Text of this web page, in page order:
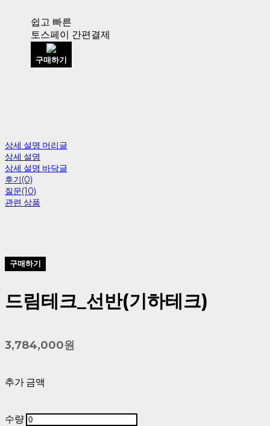
쉽고 빠른
토스페이 간편결제
구매하기
상세 설명 머리글
상세 설명
상세 설명 바닥글
후기(0)
질문(10)
관련 상품
구매하기
드림테크_선반(기하테크)
3,784,000원
추가 금액
수량